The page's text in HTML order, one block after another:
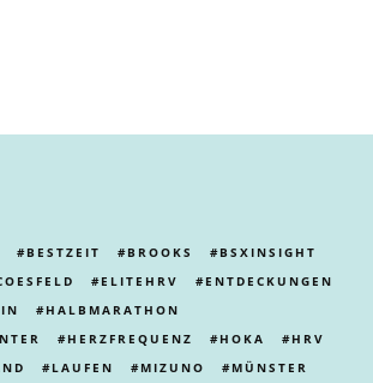
BESTZEIT BROOKS
BSXINSIGHT
ELITEHRV
ENTDECKUNGEN
HALBMARATHON
HERZFREQUENZ HOKA
HRV
LAUFEN MIZUNO
MÜNSTER